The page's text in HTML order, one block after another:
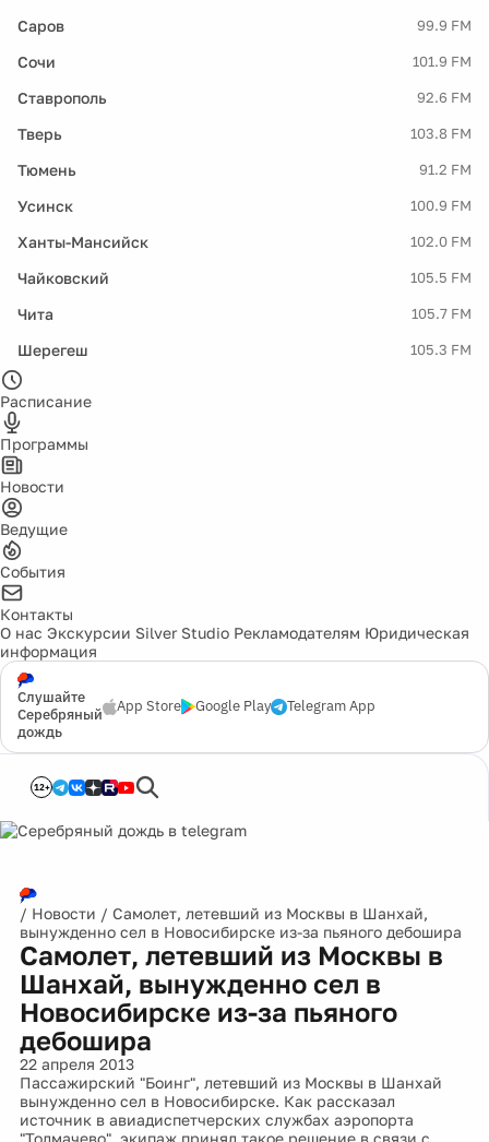
Саров 99.9 FM
Сочи 101.9 FM
Ставрополь 92.6 FM
Тверь 103.8 FM
Тюмень 91.2 FM
Усинск 100.9 FM
Ханты-Мансийск 102.0 FM
Чайковский 105.5 FM
Чита 105.7 FM
Шерегеш 105.3 FM
Расписание
Программы
Новости
Ведущие
События
Контакты
О нас Экскурсии Silver Studio Рекламодателям Юридическая
информация
Слушайте
Серебряный
дождь
App Store Google Play Telegram App
12+
/ Новости / Самолет, летевший из Москвы в Шанхай,
вынужденно сел в Новосибирске из-за пьяного дебошира
Самолет, летевший из Москвы в
Шанхай, вынужденно сел в
Новосибирске из-за пьяного
дебошира
22 апреля 2013
Пассажирский "Боинг", летевший из Москвы в Шанхай
вынужденно сел в Новосибирске. Как рассказал
источник в авиадиспетчерских службах аэропорта